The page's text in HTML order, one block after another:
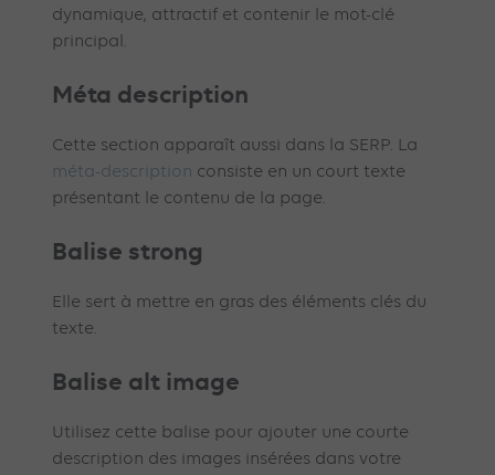
dynamique, attractif et contenir le mot-clé
principal.
Méta description
Cette section apparaît aussi dans la SERP. La
méta-description consiste en un court texte
présentant le contenu de la page.
Balise strong
Elle sert à mettre en gras des éléments clés du
texte.
Balise alt image
Utilisez cette balise pour ajouter une courte
description des images insérées dans votre